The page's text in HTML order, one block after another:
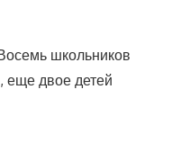
школьников
еще двое детей